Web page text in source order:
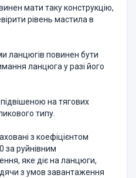
мати таку конструкцію,
рівень мастила в
ланцюгів повинен бути
ланцюга у разі його
на тягових
типу.
з коефіцієнтом
за руйнівним
яке діє на ланцюги,
з умов завантаження